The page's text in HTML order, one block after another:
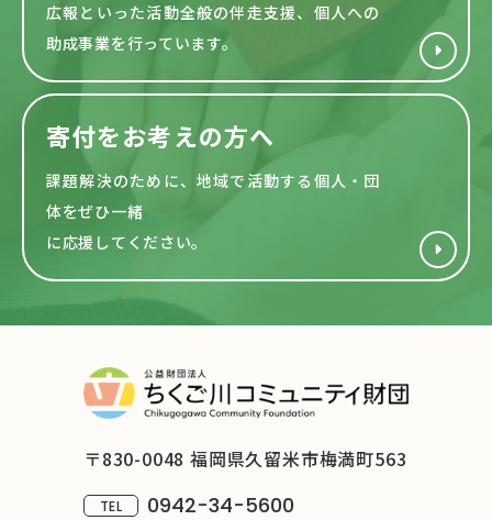
広報といった活動全般の伴走支援、個人への
助成事業を行っています。
寄付をお考えの方へ
課題解決のために、地域で活動する 個人・団
体をぜひ一緒
に応援してください。
〒830-0048 福岡県久留米市梅満町563
TEL 0942-34-5600